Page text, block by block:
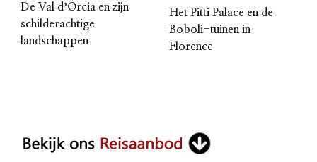
De Val dʼOrcia en zijn
schilderachtige
landschappen
Het Pitti Palace en de
Boboli-tuinen in
Florence